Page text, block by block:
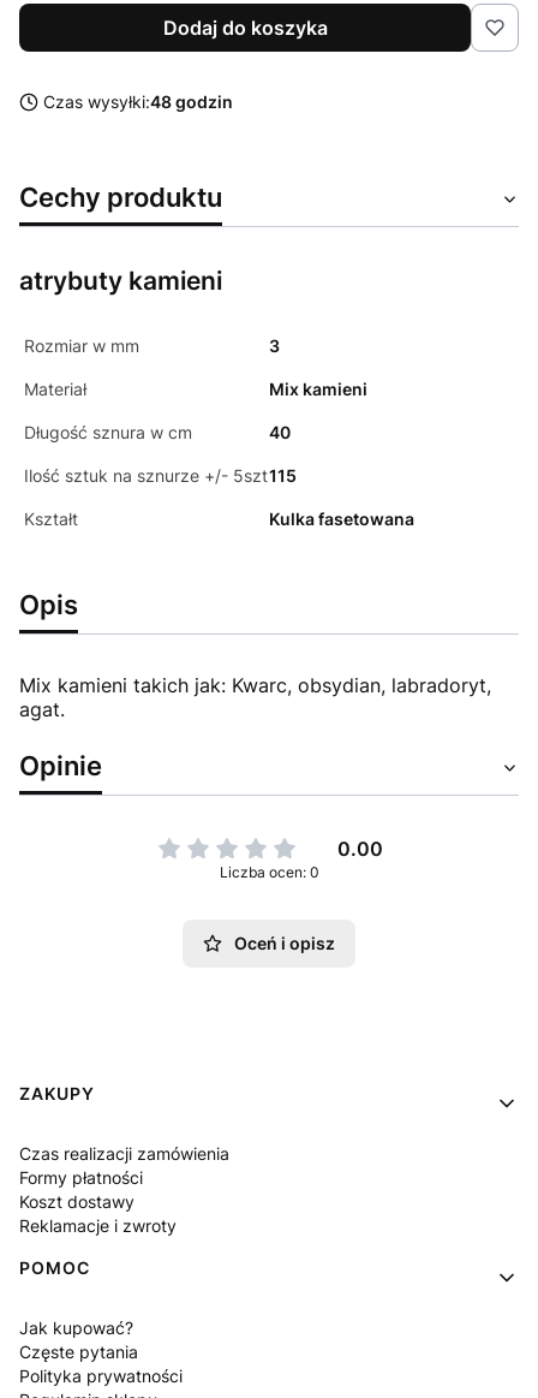
Dodaj do koszyka
Czas wysyłki:48 godzin
Cechy produktu
atrybuty kamieni
Rozmiar w mm 3
Materiał Mix kamieni
Długość sznura w cm 40
Ilość sztuk na sznurze +/- 5szt115
Kształt Kulka fasetowana
Opis
Mix kamieni takich jak: Kwarc, obsydian, labradoryt,
agat.
Opinie
0.00
Liczba ocen: 0
Oceń i opisz
Linki w stopce
ZAKUPY
Czas realizacji zamówienia
Formy płatności
Koszt dostawy
Reklamacje i zwroty
POMOC
Jak kupować?
Częste pytania
Polityka prywatności